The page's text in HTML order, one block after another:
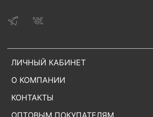
ЛИЧНЫЙ КАБИНЕТ
О КОМПАНИИ
КОНТАКТЫ